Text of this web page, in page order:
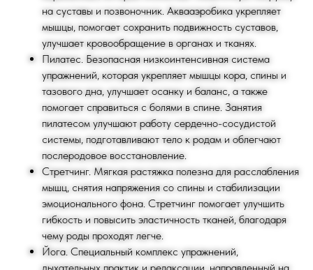
на суставы и позвоночник. Аквааэробика укрепляет
мышцы, помогает сохранить подвижность суставов,
улучшает кровообращение в органах и тканях.
Пилатес. Безопасная низкоинтенсивная система
упражнений, которая укрепляет мышцы кора, спины и
тазового дна, улучшает осанку и баланс, а также
помогает справиться с болями в спине. Занятия
пилатесом улучшают работу сердечно-сосудистой
системы, подготавливают тело к родам и облегчают
послеродовое восстановление.
Стретчинг. Мягкая растяжка полезна для расслабления
мышц, снятия напряжения со спины и стабилизации
эмоционального фона. Стретчинг помогает улучшить
гибкость и повысить эластичность тканей, благодаря
чему роды проходят легче.
Йога. Специальный комплекс упражнений,
ТРЕНЕРСКИЙ
СОСТАВ